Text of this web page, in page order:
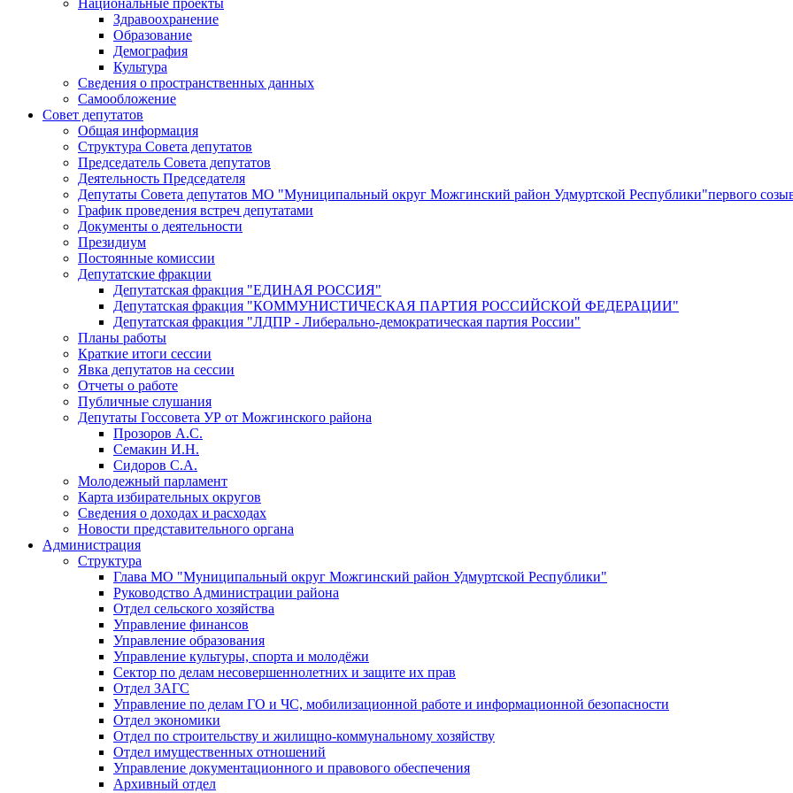
Здравоохранение
Образование
Демография
Культура
Сведения о пространственных данных
Самообложение
Совет депутатов
Общая информация
Структура Совета депутатов
Председатель Совета депутатов
Деятельность Председателя
Депутаты Совета депутатов МО "Муниципальный округ Можгинский район Удмуртской Республики"первого
График проведения встреч депутатами
Документы о деятельности
Президиум
Постоянные комиссии
Депутатские фракции
Депутатская фракция "ЕДИНАЯ РОССИЯ"
Депутатская фракция "КОММУНИСТИЧЕСКАЯ ПАРТИЯ РОССИЙСКОЙ ФЕДЕРАЦИИ"
Депутатская фракция "ЛДПР - Либерально-демократическая партия России"
Планы работы
Краткие итоги сессии
Явка депутатов на сессии
Отчеты о работе
Публичные слушания
Депутаты Госсовета УР от Можгинского района
Прозоров А.С.
Семакин И.Н.
Сидоров С.А.
Молодежный парламент
Карта избирательных округов
Сведения о доходах и расходах
Новости представительного органа
Администрация
Структура
Глава МО "Муниципальный округ Можгинский район Удмуртской Республики"
Руководство Администрации района
Отдел сельского хозяйства
Управление финансов
Управление образования
Управление культуры, спорта и молодёжи
Сектор по делам несовершеннолетних и защите их прав
Отдел ЗАГС
Управление по делам ГО и ЧС, мобилизационной работе и информационной безопасности
Отдел экономики
Отдел по строительству и жилищно-коммунальному хозяйству
Отдел имущественных отношений
Управление документационного и правового обеспечения
Архивный отдел